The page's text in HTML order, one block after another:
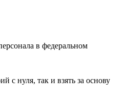
в федеральном
с нуля, так и взять за основу